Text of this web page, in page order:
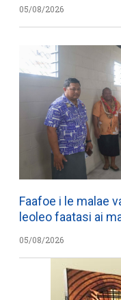
05/08/2026
Faafoe i le malae
leoleo faatasi ai
05/08/2026